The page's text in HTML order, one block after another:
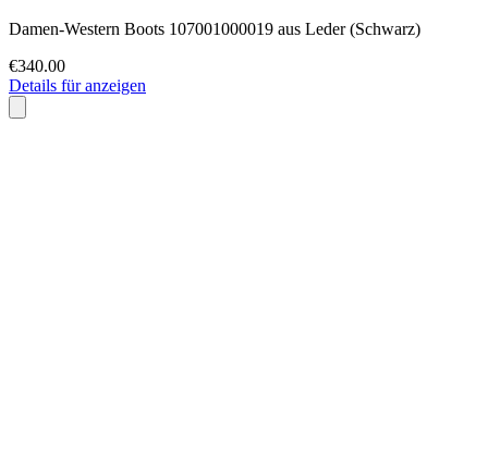
Damen-Western Boots 107001000019 aus Leder (Schwarz)
€340.00
Details für anzeigen